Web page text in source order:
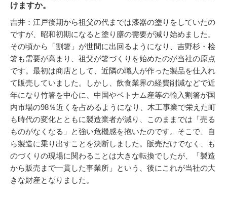
けますか。
吉井：江戸後期から祖父の代までは漆器の塗りをしていたの
ですが、昭和初期になると塗り膳の需要が減り始めました。
その頃から「割箸」が世間に出回るようになり、吉野杉・桧
箸も需要が高まり、祖父が箸づくりを始めたのが当社の原点
です。最初は商店として、近隣の職人が作った製品を仕入れ
て販売していました。しかし、飲食業界の経費削減などで近
年になり竹箸を中心に、中国やベトナム産等の輸入割箸が国
内市場の98％近くを占めるようになり、木工事業で栄えた町
も時代の変化とともに製造業者が減り、このままでは「売る
ものがなくなる」と強い危機感を抱いたのです。そこで、自
ら製造に乗り出すことを決断しました。販売だけでなく、も
のづくりの現場に関わることは大きな転換でしたが、「製造
から販売まで一貫した事業所」という、後にこれが当社の大
きな財産となりました。